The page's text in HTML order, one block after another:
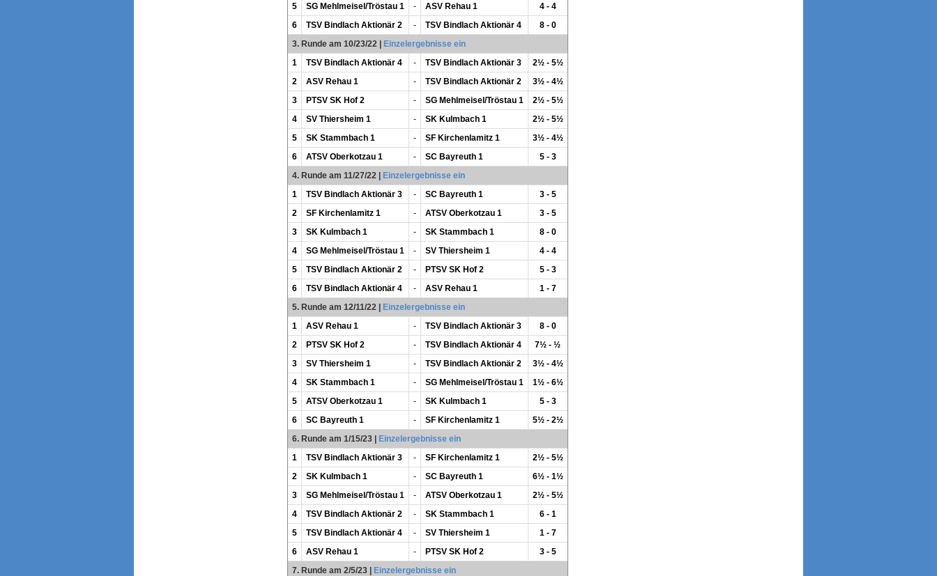
5
SG Mehlmeisel/Tröstau 1 - ASV Rehau 1
4 - 4
6
TSV Bindlach Aktionär 2 - TSV Bindlach Aktionär 4
8 - 0
3. Runde am 10/23/22 | Einzelergebnisse ein
1
TSV Bindlach Aktionär 4 - TSV Bindlach Aktionär 3
2½ - 5½
2
ASV Rehau 1 - TSV Bindlach Aktionär 2
3½ - 4½
3
PTSV SK Hof 2 - SG Mehlmeisel/Tröstau 1
2½ - 5½
4
SV Thiersheim 1 - SK Kulmbach 1
2½ - 5½
5
SK Stammbach 1 - SF Kirchenlamitz 1
3½ - 4½
6
ATSV Oberkotzau 1 - SC Bayreuth 1
5 - 3
4. Runde am 11/27/22 | Einzelergebnisse ein
1
TSV Bindlach Aktionär 3 - SC Bayreuth 1
3 - 5
2
SF Kirchenlamitz 1 - ATSV Oberkotzau 1
3 - 5
3
SK Kulmbach 1 - SK Stammbach 1
8 - 0
4
SG Mehlmeisel/Tröstau 1 - SV Thiersheim 1
4 - 4
5
TSV Bindlach Aktionär 2 - PTSV SK Hof 2
5 - 3
6
TSV Bindlach Aktionär 4 - ASV Rehau 1
1 - 7
5. Runde am 12/11/22 | Einzelergebnisse ein
1
ASV Rehau 1 - TSV Bindlach Aktionär 3
8 - 0
2
PTSV SK Hof 2 - TSV Bindlach Aktionär 4
7½ - ½
3
SV Thiersheim 1 - TSV Bindlach Aktionär 2
3½ - 4½
4
SK Stammbach 1 - SG Mehlmeisel/Tröstau 1
1½ - 6½
5
ATSV Oberkotzau 1 - SK Kulmbach 1
5 - 3
6
SC Bayreuth 1 - SF Kirchenlamitz 1
5½ - 2½
6. Runde am 1/15/23| Einzelergebnisse ein
1
TSV Bindlach Aktionär 3 - SF Kirchenlamitz 1
2½ - 5½
2
SK Kulmbach 1 - SC Bayreuth 1
6½ - 1½
3
SG Mehlmeisel/Tröstau 1 - ATSV Oberkotzau 1
2½ - 5½
4
TSV Bindlach Aktionär 2 - SK Stammbach 1
6 - 1
5
TSV Bindlach Aktionär 4 - SV Thiersheim 1
1 - 7
6
ASV Rehau 1 - PTSV SK Hof 2
3 - 5
7. Runde am 2/5/23| Einzelergebnisse ein